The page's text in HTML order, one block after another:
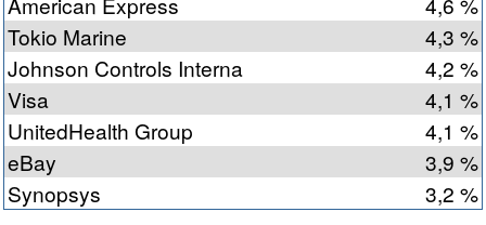
Tokio Marine
4,3 %
Johnson Controls Interna
4,2 %
Visa
4,1 %
UnitedHealth Group
4,1 %
eBay
3,9 %
Synopsys
3,2 %